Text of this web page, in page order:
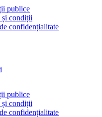
publice
și condiții
confidențialitate
publice
și condiții
confidențialitate